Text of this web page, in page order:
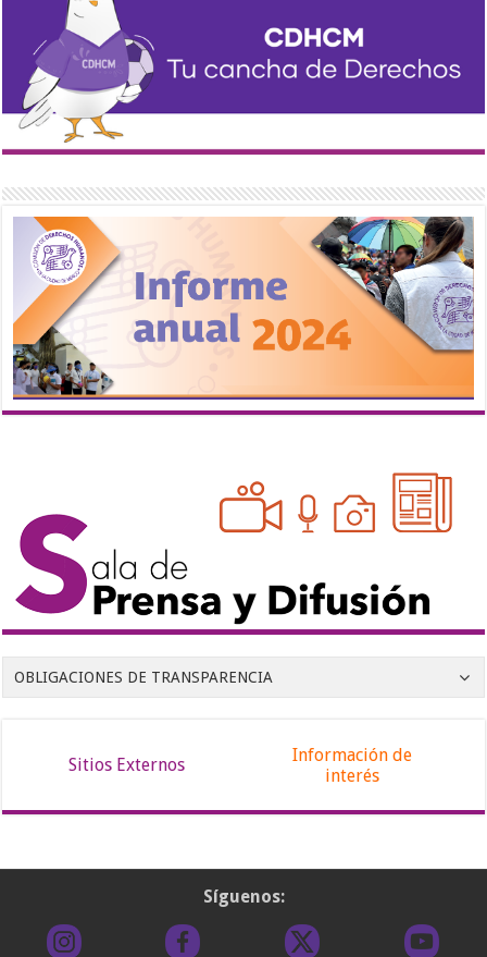
OBLIGACIONES DE TRANSPARENCIA
Sitios Externos
Información de
interés
Síguenos: